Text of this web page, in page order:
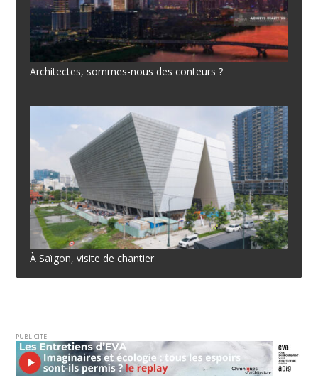
Architectes, sommes-nous des conteurs ?
À Saïgon, visite de chantier
PUBLICITE